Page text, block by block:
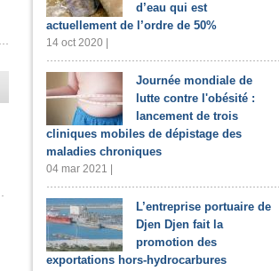
d’eau qui est
actuellement de l’ordre de 50%
14 oct 2020 |
Journée mondiale de
lutte contre l'obésité :
lancement de trois
cliniques mobiles de dépistage des
maladies chroniques
04 mar 2021 |
L’entreprise portuaire de
Djen Djen fait la
promotion des
exportations hors-hydrocarbures